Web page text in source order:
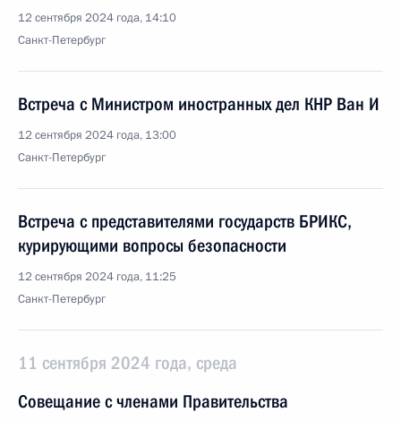
12 сентября 2024 года, 14:10
Санкт-Петербург
Встреча с Министром иностранных дел КНР Ван И
12 сентября 2024 года, 13:00
Санкт-Петербург
Встреча с представителями государств БРИКС,
курирующими вопросы безопасности
12 сентября 2024 года, 11:25
Санкт-Петербург
11 сентября 2024 года, среда
Совещание с членами Правительства